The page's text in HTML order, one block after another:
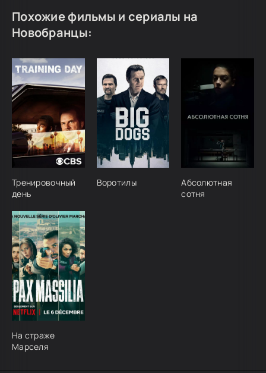
Похожие фильмы и сериалы на
Новобранцы:
Тренировочный
день
Воротилы
Абсолютная
сотня
На страже
Марселя